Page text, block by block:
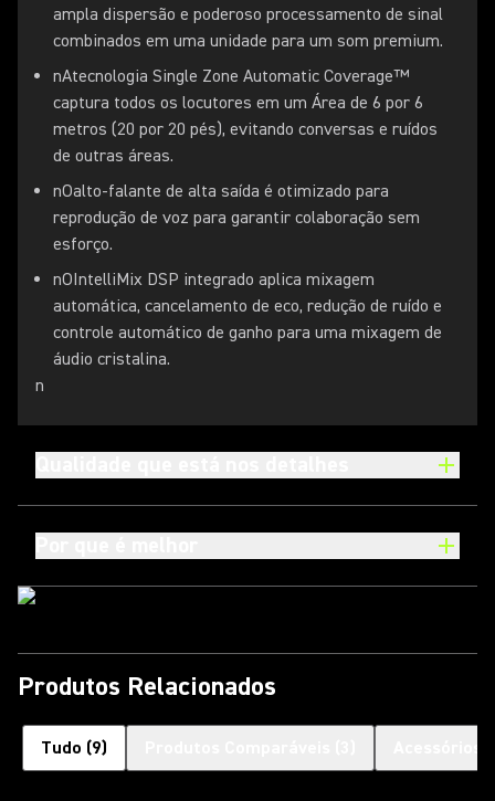
ampla dispersão e poderoso processamento de sinal
combinados em uma unidade para um som premium.
nAtecnologia Single Zone Automatic Coverage™
captura todos os locutores em um Área de 6 por 6
metros (20 por 20 pés), evitando conversas e ruídos
de outras áreas.
nOalto-falante de alta saída é otimizado para
reprodução de voz para garantir colaboração sem
esforço.
nOIntelliMix DSP integrado aplica mixagem
automática, cancelamento de eco, redução de ruído e
controle automático de ganho para uma mixagem de
áudio cristalina.
n
Produtos Relacionados
Tudo (9)